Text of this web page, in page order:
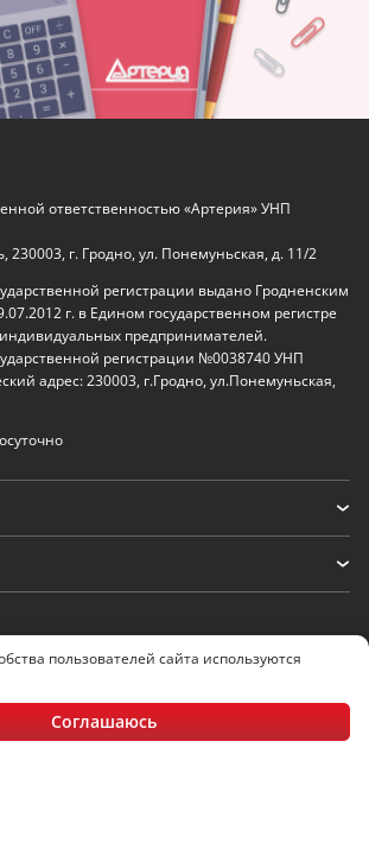
пользователей сайта используются
Соглашаюсь
ответственностью «Артерия» УНП
230003, г. Гродно, ул. Понемуньская, д. 11/2
регистрации выдано Гродненским
г. в Едином государственном регистре
предпринимателей.
регистрации №0038740 УНП
адрес: 230003, г.Гродно, ул.Понемуньская,
Понемуньская 11/2
- 17.30, Сб-Вс: выходные
17